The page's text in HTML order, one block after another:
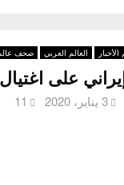
الأخبار العالم العربي صحف
على
3 يناير، 2020 11